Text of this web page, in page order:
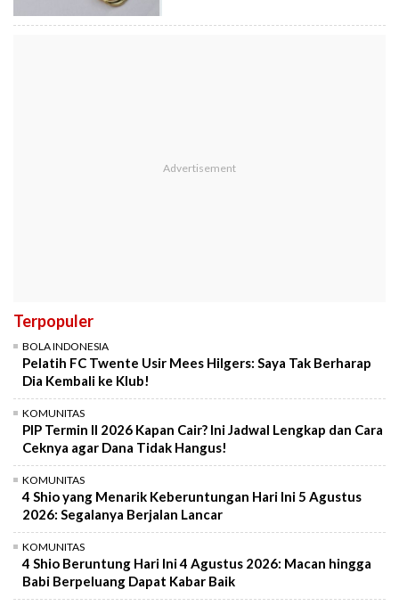
Terpopuler
BOLA INDONESIA
Pelatih FC Twente Usir Mees Hilgers: Saya Tak Berharap
Dia Kembali ke Klub!
KOMUNITAS
PIP Termin II 2026 Kapan Cair? Ini Jadwal Lengkap dan Cara
Ceknya agar Dana Tidak Hangus!
KOMUNITAS
4 Shio yang Menarik Keberuntungan Hari Ini 5 Agustus
2026: Segalanya Berjalan Lancar
KOMUNITAS
4 Shio Beruntung Hari Ini 4 Agustus 2026: Macan hingga
Babi Berpeluang Dapat Kabar Baik